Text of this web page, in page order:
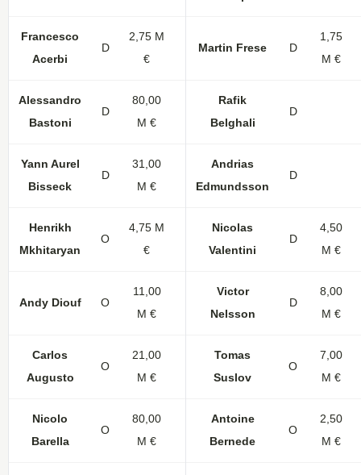
Francesco
Acerbi
D
2,75 M
€
17
Alessandro
Bastoni
D
80,00
M €
Yann Aurel
Bisseck
D
31,00
M €
Henrikh
Mkhitaryan
O
4,75 M
€
Andy Diouf O
11,00
M €
Carlos
Augusto
O
21,00
M €
Nicolo
Barella
O
80,00
M €
Martin Frese D
1,75
M €
Rafik
Belghali
D
Andrias
Edmundsson
D
Nicolas
Valentini
D
4,50
M €
Victor
Nelsson
D
8,00
M €
Tomas
Suslov
O
7,00
M €
Antoine
Bernede
O
2,50
M €